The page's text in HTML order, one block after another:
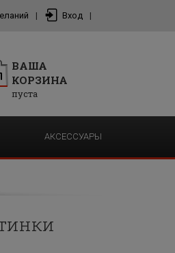
| Вход |
ВАША
КОРЗИНА
пуста
АКСЕССУАРЫ